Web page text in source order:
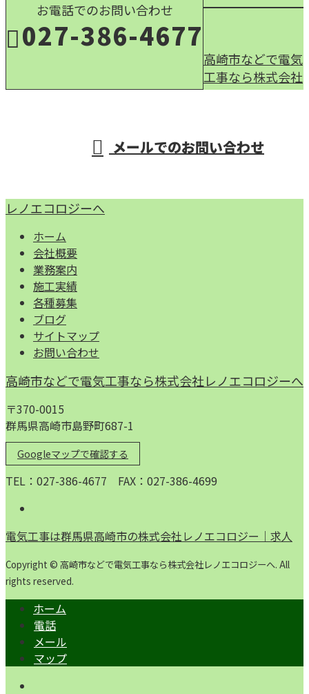
お電話でのお問い合わせ
027-386-4677
メールでのお問い合わせ
高崎市などで電気
工事なら株式会社
レノエコロジーへ
ホーム
会社概要
業務案内
施工実績
各種募集
ブログ
サイトマップ
お問い合わせ
高崎市などで電気工事なら株式会社レノエコロジーへ
〒370-0015
群馬県高崎市島野町687-1
Googleマップで確認する
TEL：027-386-4677 FAX：027-386-4699
電気工事は群馬県高崎市の株式会社レノエコロジー｜求人
Copyright © 高崎市などで電気工事なら株式会社レノエコロジーへ. All
rights reserved.
ホーム
電話
メール
マップ